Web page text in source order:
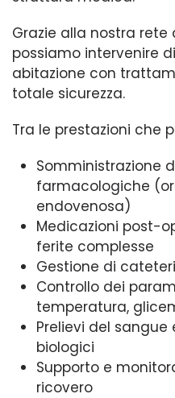
Grazie alla nostra rete
possiamo intervenire
abitazione con
totale sicurezza.
Tra le prestazioni che
Somministrazione
farmacologiche
endovenosa)
Medicazioni post-
ferite complesse
Gestione di
Controllo dei
temperatura,
Prelievi del
biologici
Supporto e
ricovero